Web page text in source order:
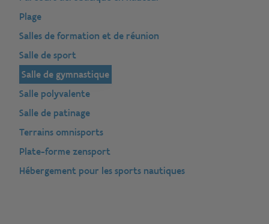
Plage
Salles de formation et de réunion
Salle de sport
Salle de gymnastique
Salle polyvalente
Salle de patinage
Terrains omnisports
Plate-forme zensport
Hébergement pour les sports nautiques